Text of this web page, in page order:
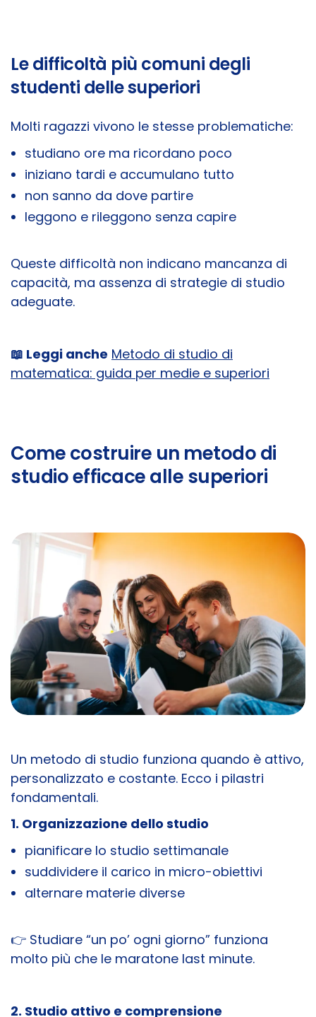
Le difficoltà più comuni degli
studenti delle superiori
Molti ragazzi vivono le stesse problematiche:
studiano ore ma ricordano poco
iniziano tardi e accumulano tutto
non sanno da dove partire
leggono e rileggono senza capire
Queste difficoltà non indicano mancanza di
capacità, ma assenza di strategie di studio
adeguate.
📖 Leggi anche Metodo di studio di
matematica: guida per medie e superiori
Come costruire un metodo di
studio efficace alle superiori
Un metodo di studio funziona quando è attivo,
personalizzato e costante. Ecco i pilastri
fondamentali.
1. Organizzazione dello studio
pianificare lo studio settimanale
suddividere il carico in micro-obiettivi
alternare materie diverse
👉 Studiare “un po’ ogni giorno” funziona
molto più che le maratone last minute.
2. Studio attivo e comprensione